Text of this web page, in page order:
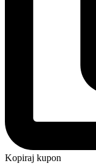
Kopiraj kupon